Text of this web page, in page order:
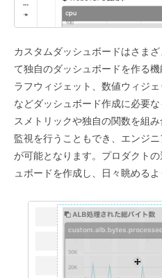
カスタムダッシュボードはさま
て独自のダッシュボードを作る
ラフウィジェット、数値ウィジ
などダッシュボード作成に必要な
スメトリックや独自の関数を組
監視を行うこともでき、エンジ
が可能となります。 プロダクト
ュボードを作成し、日々眺めるよ